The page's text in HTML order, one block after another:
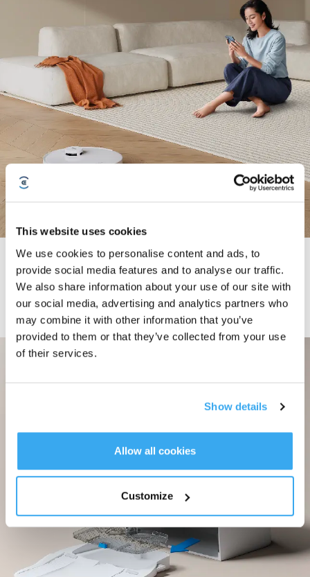
This website uses cookies
We use cookies to personalise content and ads, to
provide social media features and to analyse our traffic.
We also share information about your use of our site with
our social media, advertising and analytics partners who
may combine it with other information that you’ve
provided to them or that they’ve collected from your use
of their services.
Show details
Allow all cookies
Customize
OZMO TURBO 2.0 a automatické doplňování malé nádržky
Rodina DEEBOT T30 zajišťuje vynikající úklid díky systému OZMO TURBO
2.0 a automatickému doplňování malé nádržky. Tato technologie umožňuje
účinné odstraňování skvrn, zatímco elektronicky řízená nádržka o objemu 55
ml zajišťuje nepřetržitý přísun vody pro optimalizované mopování a
rozpouštění i zaschlých nečistot až po 72 hodinách.